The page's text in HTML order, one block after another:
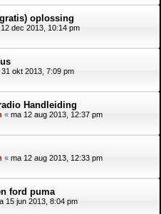
oplossing
dec 2013, 10:14 pm
31 okt 2013, 7:09 pm
Handleiding
« ma 12 aug 2013, 12:37 pm
« ma 12 aug 2013, 12:33 pm
ford puma
15 jun 2013, 8:04 pm